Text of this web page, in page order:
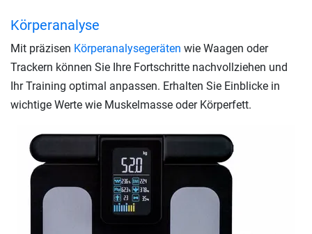
Körperanalyse
Mit präzisen Körperanalysegeräten wie Waagen oder
Trackern können Sie Ihre Fortschritte nachvollziehen und
Ihr Training optimal anpassen. Erhalten Sie Einblicke in
wichtige Werte wie Muskelmasse oder Körperfett.